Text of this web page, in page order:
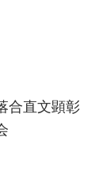
直文顕彰